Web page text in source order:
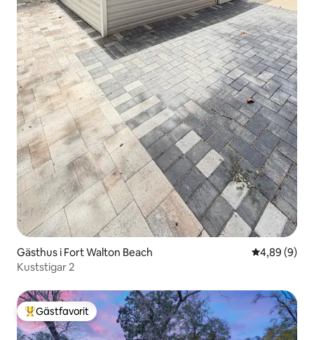
Gästhus i Fort Walton Beach 4,89 av 5 i
4,89 (9)
Kuststigar 2
Populär gästfavorit
Gästfavorit